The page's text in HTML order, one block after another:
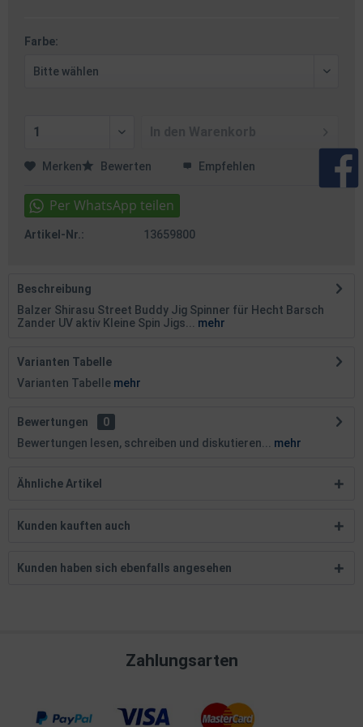
Farbe:
Merken Bewerten Empfehlen
Artikel-Nr.: 13659800
Beschreibung
Balzer Shirasu Street Buddy Jig Spinner für Hecht Barsch
Zander UV aktiv Kleine Spin Jigs...
mehr
Varianten Tabelle
Varianten Tabelle mehr
Bewertungen
0
Bewertungen lesen, schreiben und diskutieren...
mehr
Ähnliche Artikel
Kunden kauften auch
Kunden haben sich ebenfalls angesehen
Zahlungsarten